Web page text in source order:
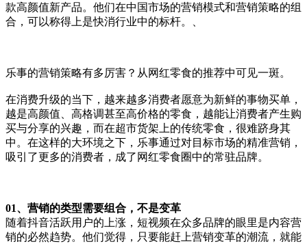
款高颜值新产品。他们在中国市场的营销模式和营销策略的组
合，可以称得上是快消行业中的标杆。、
乐事的营销策略有多厉害？从网红零食的推荐中可见一斑。
在消费升级的当下，越来越多消费者愿意为新鲜的事物买单，
越是高颜值、高格调甚至高价格的零食，越能让消费者产生购
买与分享的兴趣，而在超市货架上的传统零食，很难跻身其
中。在这样的大环境之下，乐事通过对目标市场的精准营销，
吸引了更多的消费者，成了网红零食圈中的常驻品牌。
01、营销的类型需要组合，不是变革
随着抖音活跃用户的上涨，短视频在众多品牌的眼里是内容营
销的必然趋势。他们觉得，只要能赶上营销变革的潮流，就能